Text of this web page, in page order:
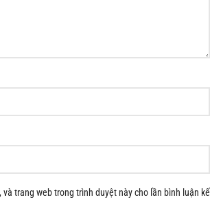
trang web trong trình duyệt này cho lần bình luận kế